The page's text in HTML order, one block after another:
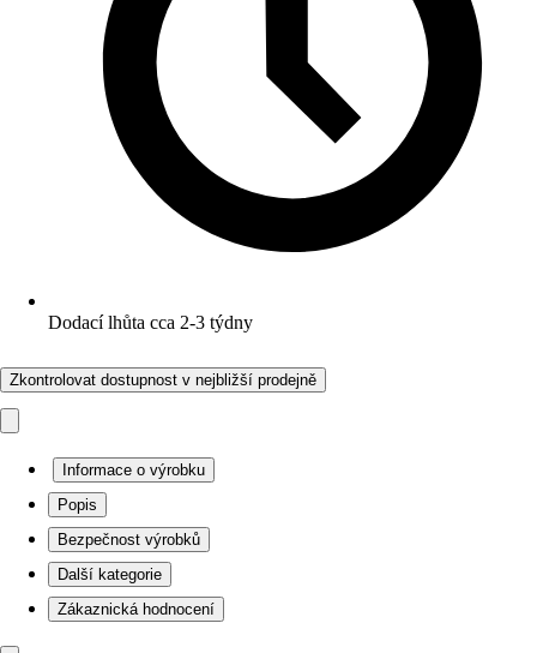
Dodací lhůta cca 2-3 týdny
Zkontrolovat dostupnost v nejbližší prodejně
Informace o výrobku
Popis
Bezpečnost výrobků
Další kategorie
Zákaznická hodnocení